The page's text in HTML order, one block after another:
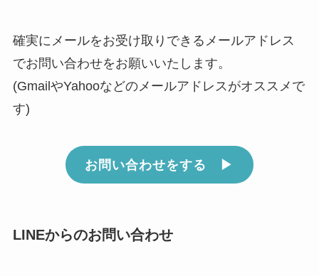
確実にメールをお受け取りできるメールアドレス
でお問い合わせをお願いいたします。
(GmailやYahooなどのメールアドレスがオススメで
す)
お問い合わせをする ▶︎
LINEからのお問い合わせ